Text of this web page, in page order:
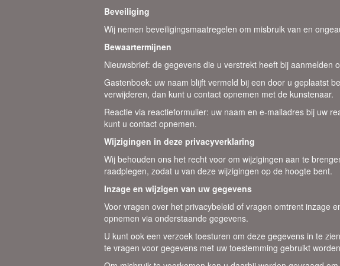
Beveiliging
Wij nemen beveiligingsmaatregelen om misbruik van en
Bewaartermijnen
Nieuwsbrief: de gegevens die u verstrekt heeft bij
Gastenboek: uw naam blijft vermeld bij een door u geplaatst
verwijderen, dan kunt u contact opnemen met de kunstenaar.
Reactie via reactieformulier: uw naam en e-mailadres bij uw
kunt u contact opnemen.
Wijzigingen in deze privacyverklaring
Wij behouden ons het recht voor om wijzigingen aan te
raadplegen, zodat u van deze wijzigingen op de hoogte bent.
Inzage en wijzigen van uw gegevens
Voor vragen over het privacybeleid of vragen omtrent inzage
opnemen via onderstaande gegevens.
U kunt ook een verzoek toesturen om deze gegevens in te
te vragen voor gegevens met uw toestemming gebruikt